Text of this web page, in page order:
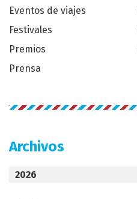
Eventos de viajes
Festivales
Premios
Prensa
Archivos
2026